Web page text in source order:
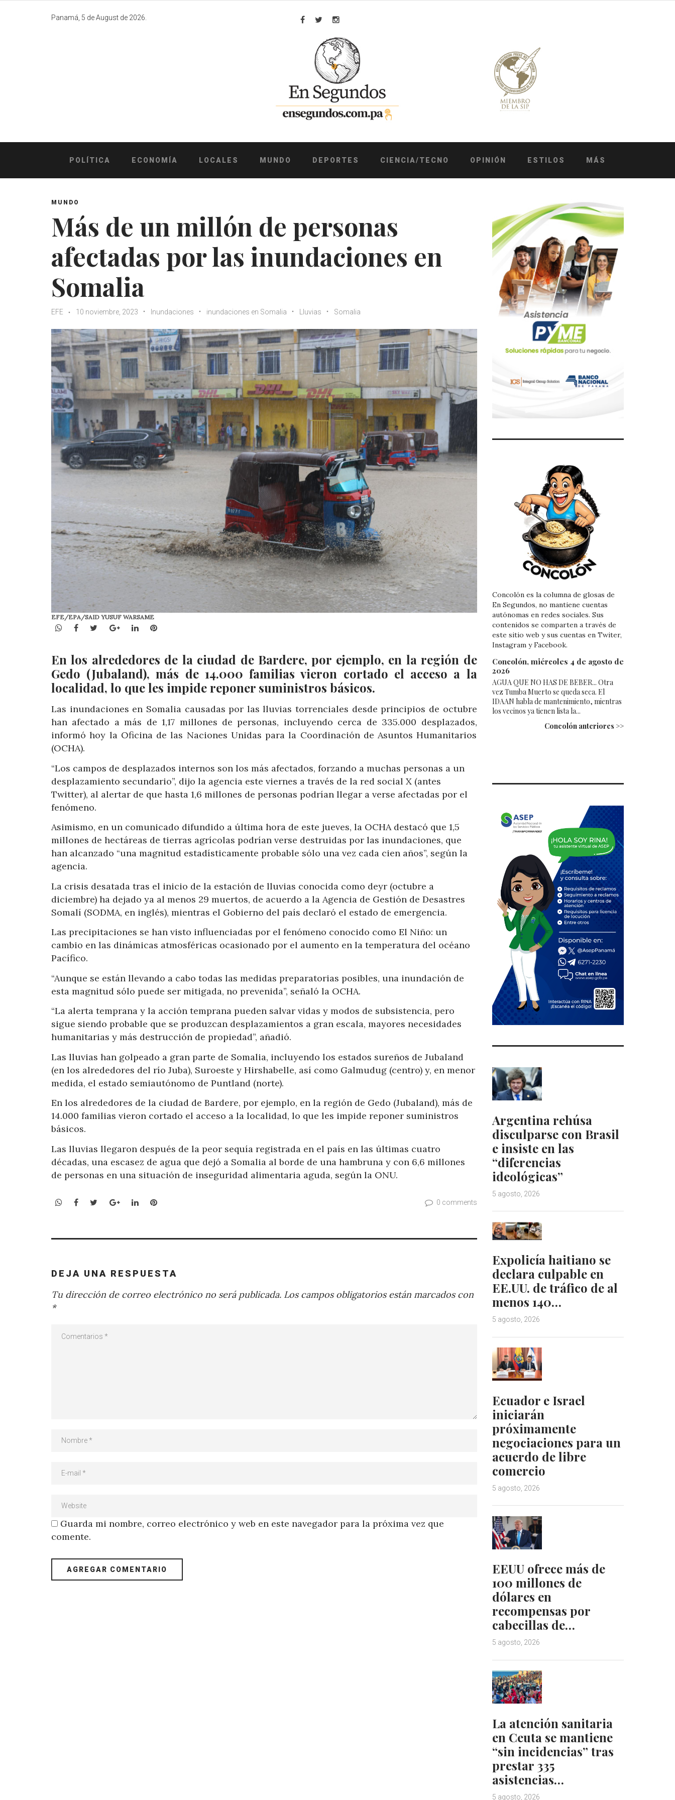
Panamá, 5 de August de 2026.
Facebook
TwitterInstagram
POLÍTICA ECONOMÍA LOCALES MUNDO DEPORTES CIENCIA/TECNO OPINIÓN ESTILOS MÁS
MUNDO
Más de un millón de personas
afectadas por las inundaciones en
Somalia
EFE 10 noviembre, 2023 Inundaciones inundaciones en Somalia Lluvias Somalia
EFE/EPA/SAID YUSUF WARSAME
WhatsApp
Facebook
TwitterGoogle+LinkedInPinterest
En los alrededores de la ciudad de Bardere, por ejemplo, en la región de
Gedo (Jubaland), más de 14.000 familias vieron cortado el acceso a la
localidad, lo que les impide reponer suministros básicos.
Las inundaciones en Somalia causadas por las lluvias torrenciales desde principios de octubre
han afectado a más de 1,17 millones de personas, incluyendo cerca de 335.000 desplazados,
informó hoy la Oficina de las Naciones Unidas para la Coordinación de Asuntos Humanitarios
(OCHA).
“Los campos de desplazados internos son los más afectados, forzando a muchas personas a un
desplazamiento secundario”, dijo la agencia este viernes a través de la red social X (antes
Twitter), al alertar de que hasta 1,6 millones de personas podrían llegar a verse afectadas por el
fenómeno.
Asimismo, en un comunicado difundido a última hora de este jueves, la OCHA destacó que 1,5
millones de hectáreas de tierras agrícolas podrían verse destruidas por las inundaciones, que
han alcanzado “una magnitud estadísticamente probable sólo una vez cada cien años”, según la
agencia.
La crisis desatada tras el inicio de la estación de lluvias conocida como deyr (octubre a
diciembre) ha dejado ya al menos 29 muertos, de acuerdo a la Agencia de Gestión de Desastres
Somalí (SODMA, en inglés), mientras el Gobierno del país declaró el estado de emergencia.
Las precipitaciones se han visto influenciadas por el fenómeno conocido como El Niño: un
cambio en las dinámicas atmosféricas ocasionado por el aumento en la temperatura del océano
Pacífico.
“Aunque se están llevando a cabo todas las medidas preparatorias posibles, una inundación de
esta magnitud sólo puede ser mitigada, no prevenida”, señaló la OCHA.
“La alerta temprana y la acción temprana pueden salvar vidas y modos de subsistencia, pero
sigue siendo probable que se produzcan desplazamientos a gran escala, mayores necesidades
humanitarias y más destrucción de propiedad”, añadió.
Las lluvias han golpeado a gran parte de Somalia, incluyendo los estados sureños de Jubaland
(en los alrededores del río Juba), Suroeste y Hirshabelle, así como Galmudug (centro) y, en menor
medida, el estado semiautónomo de Puntland (norte).
En los alrededores de la ciudad de Bardere, por ejemplo, en la región de Gedo (Jubaland), más de
14.000 familias vieron cortado el acceso a la localidad, lo que les impide reponer suministros
básicos.
Las lluvias llegaron después de la peor sequía registrada en el país en las últimas cuatro
décadas, una escasez de agua que dejó a Somalia al borde de una hambruna y con 6,6 millones
de personas en una situación de inseguridad alimentaria aguda, según la ONU.
WhatsApp
Facebook
TwitterGoogle+LinkedInPinterest 0 comments
DEJA UNA RESPUESTA
Tu dirección de correo electrónico no será publicada. Los campos obligatorios están marcados con
*
Guarda mi nombre, correo electrónico y web en este navegador para la próxima vez que
comente.
Concolón es la columna de glosas de
En Segundos, no mantiene cuentas
autónomas en redes sociales. Sus
contenidos se comparten a través de
este sitio web y sus cuentas en Twiter,
Instagram y Facebook.
Concolón, miércoles 4 de agosto de
2026
AGUA QUE NO HAS DE BEBER... Otra
vez Tumba Muerto se queda seca. El
IDAAN habla de mantenimiento, mientras
los vecinos ya tienen lista la...
Concolón anteriores >>
Argentina rehúsa
disculparse con Brasil
e insiste en las
“diferencias
ideológicas”
5 agosto, 2026
Expolicía haitiano se
declara culpable en
EE.UU. de tráfico de al
menos 140…
5 agosto, 2026
Ecuador e Israel
iniciarán
próximamente
negociaciones para un
acuerdo de libre
comercio
5 agosto, 2026
EEUU ofrece más de
100 millones de
dólares en
recompensas por
cabecillas de…
5 agosto, 2026
La atención sanitaria
en Ceuta se mantiene
“sin incidencias” tras
prestar 335
asistencias…
5 agosto, 2026